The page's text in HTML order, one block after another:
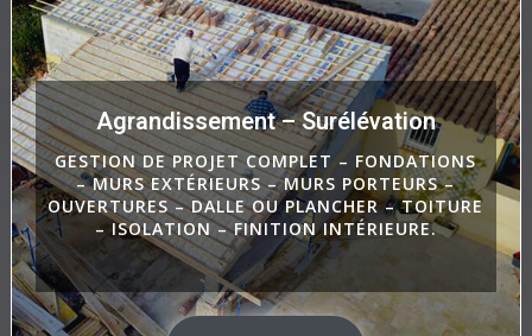
Agrandissement – Surélévation
GESTION DE PROJET COMPLET – FONDATIONS
– MURS EXTÉRIEURS – MURS PORTEURS –
OUVERTURES – DALLE OU PLANCHER – TOITURE
– ISOLATION – FINITION INTÉRIEURE.